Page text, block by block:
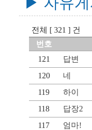
전체 [ 321 ] 건
번호
121
답변
120
네
119
하이
118
답장2
117
엄마!